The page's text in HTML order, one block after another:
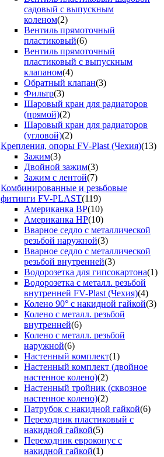
садовый с выпускным
коленом(2)
Вентиль прямоточный
пластиковый(6)
Вентиль прямоточный
пластиковый с выпускным
клапаном(4)
Обратный клапан(3)
Фильтр(3)
Шаровый кран для радиаторов
(прямой)(2)
Шаровый кран для радиаторов
(угловой)(2)
Крепления, опоры FV-Plast (Чехия)(13)
Зажим(3)
Двойной зажим(3)
Зажим с лентой(7)
Комбинированные и резьбовые
фитинги FV-PLAST(119)
Американка ВР(10)
Американка НР(10)
Вварное седло с металлической
резьбой наружной(3)
Вварное седло с металлической
резьбой внутренней(3)
Водорозетка для гипсокартона(1)
Водорозетка с металл. резьбой
внутренней FV-Plast (Чехия)(4)
Колено 90° с накидной гайкой(3)
Колено с металл. резьбой
внутренней(6)
Колено с металл. резьбой
наружной(6)
Настенный комплект(1)
Настенный комплект (двойное
настенное колено)(2)
Настенный тройник (сквозное
настенное колено)(2)
Патрубок с накидной гайкой(6)
Переходник пластиковый с
накидной гайкой(5)
Переходник евроконус с
накидной гайкой(1)